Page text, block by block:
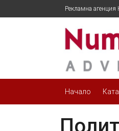
Рекламна
Начало